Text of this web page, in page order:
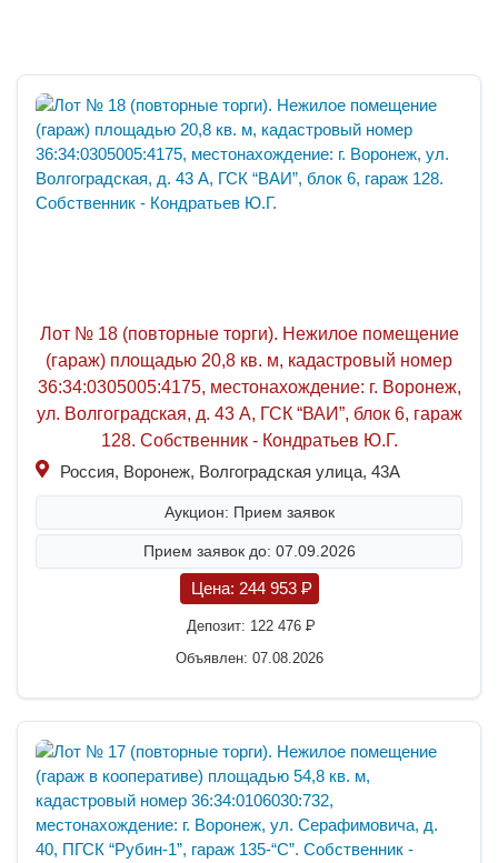
Лот № 18 (повторные торги). Нежилое помещение
(гараж) площадью 20,8 кв. м, кадастровый номер
36:34:0305005:4175, местонахождение: г. Воронеж,
ул. Волгоградская, д. 43 А, ГСК “ВАИ”, блок 6, гараж
128. Собственник - Кондратьев Ю.Г.
Россия, Воронеж, Волгоградская улица, 43А
Аукцион: Прием заявок
Прием заявок до: 07.09.2026
Цена: 244 953 P
Депозит: 122 476 P
Объявлен: 07.08.2026